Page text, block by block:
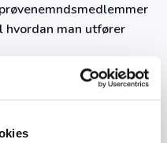
hvordan man utfører
trengs av praktisk